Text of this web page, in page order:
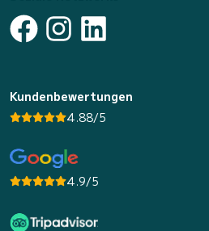
Kundenbewertungen
4.88/5
4.9/5